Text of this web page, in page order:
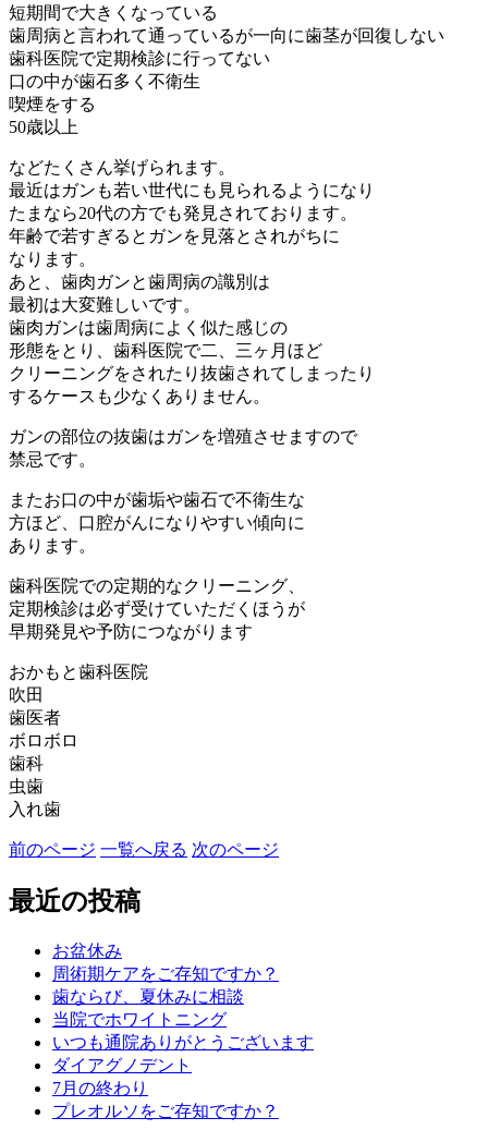
短期間で大きくなっている
歯周病と言われて通っているが一向に歯茎が回復しない
歯科医院で定期検診に行ってない
口の中が歯石多く不衛生
喫煙をする
50歳以上
などたくさん挙げられます。
最近はガンも若い世代にも見られるようになり
たまなら20代の方でも発見されております。
年齢で若すぎるとガンを見落とされがちに
なります。
あと、歯肉ガンと歯周病の識別は
最初は大変難しいです。
歯肉ガンは歯周病によく似た感じの
形態をとり、歯科医院で二、三ヶ月ほど
クリーニングをされたり抜歯されてしまったり
するケースも少なくありません。
ガンの部位の抜歯はガンを増殖させますので
禁忌です。
またお口の中が歯垢や歯石で不衛生な
方ほど、口腔がんになりやすい傾向に
あります。
歯科医院での定期的なクリーニング、
定期検診は必ず受けていただくほうが
早期発見や予防につながります
おかもと歯科医院
吹田
歯医者
ボロボロ
歯科
虫歯
入れ歯
前のページ 一覧へ戻る 次のページ
最近の投稿
お盆休み
周術期ケアをご存知ですか？
歯ならび、夏休みに相談
当院でホワイトニング
いつも通院ありがとうございます
ダイアグノデント
7月の終わり
プレオルソをご存知ですか？